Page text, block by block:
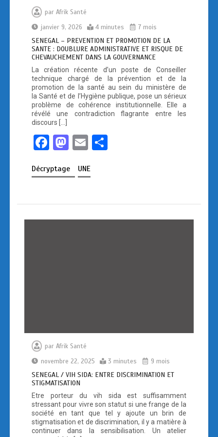
par Afrik Santé
janvier 9, 2026
4 minutes 7 mois
SENEGAL – PREVENTION ET PROMOTION DE LA
SANTE : DOUBLURE ADMINISTRATIVE ET RISQUE DE
CHEVAUCHEMENT DANS LA GOUVERNANCE
La création récente d’un poste de Conseiller
technique chargé de la prévention et de la
promotion de la santé au sein du ministère de
la Santé et de l’Hygiène publique, pose un sérieux
problème de cohérence institutionnelle. Elle a
révélé une contradiction flagrante entre les
discours […]
F
ce
o
o
M
st
d
o
E
ail
er
Décryptage UNE
par Afrik Santé
novembre 22, 2025
3 minutes 9 mois
SENEGAL / VIH SIDA: ENTRE DISCRIMINATION ET
STIGMATISATION
Etre porteur du vih sida est suffisamment
stressant pour vivre son statut si une frange de la
société en tant que tel y ajoute un brin de
stigmatisation et de discrimination, il y a matière à
continuer dans la sensibilisation. Un atelier